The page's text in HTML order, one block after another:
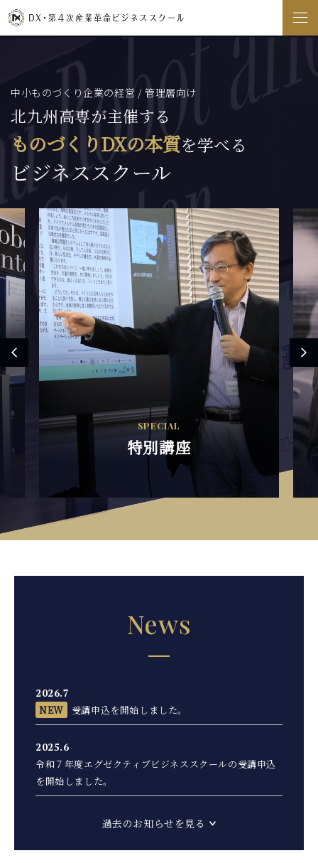
中小ものづくり企業の経営 / 管理層向け
北九州高専が主催する
ものづくりDXの本質を学べる
ビジネススクール
SPECIAL
特別講座
News
2026.7
受講申込を開始しました。
2025.6
令和７年度エグゼクティブビジネススクールの受講申込
を開始しました。
過去のお知らせを見る